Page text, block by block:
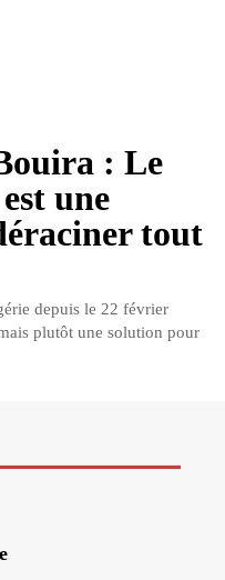
: Le
une
tout
depuis le 22 février
plutôt une solution pour